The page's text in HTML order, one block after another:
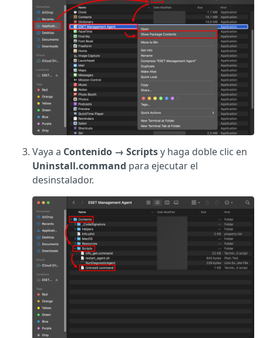
Vaya a Contenido → Scriptsy haga doble clic en
Uninstall.command para ejecutar el
desinstalador.